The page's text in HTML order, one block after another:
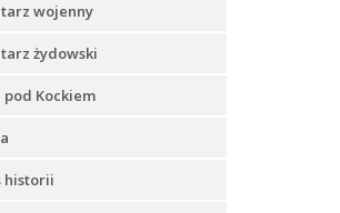
wojenny
żydowski
pod Kockiem
historii